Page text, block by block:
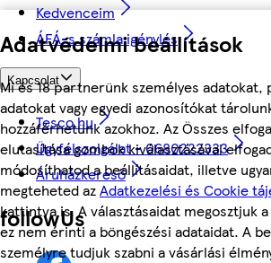
Adatvédelmi beállítások
Mi és 18 partnerünk személyes adatokat,
adatokat vagy egyedi azonosítókat
hozzáférhetünk azokhoz. Az Összes
elutasítása gombok kiválasztásával
módosíthatod a beállításaidat, illetve
megteheted azAdatkezelési és Cookie
kattintva is. A választásaidat megosztjuk
ez nem érinti a böngészési adataidat. A
személyre tudjuk szabni a vásárlási
Kedvenceim
ÁFÁ-s számla igénylés
Kapcsolat
Tesco.hu
Ügyfélszolgálat - 0680222333
Áruházkereső
followUs